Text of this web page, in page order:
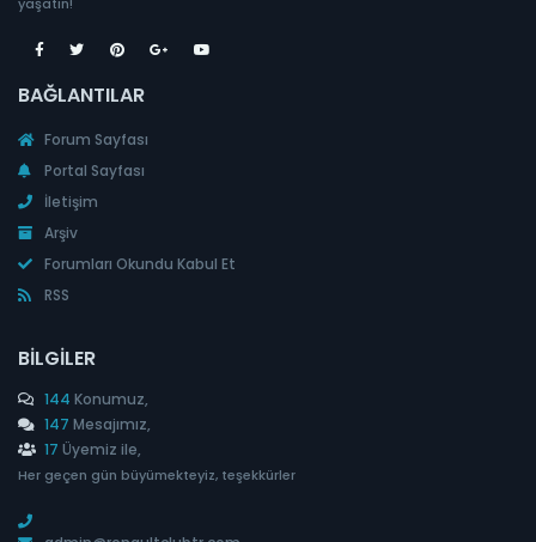
BAĞLANTILAR
Forum Sayfası
Portal Sayfası
İletişim
Arşiv
Forumları Okundu Kabul Et
RSS
BILGILER
144 Konumuz,
147 Mesajımız,
17 Üyemiz ile,
Her geçen gün büyümekteyiz, teşekkürler